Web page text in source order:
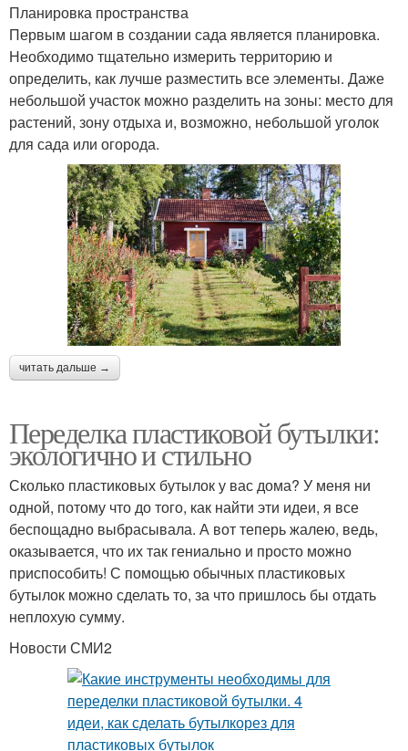
Планировка пространства
Первым шагом в создании сада является планировка.
Необходимо тщательно измерить территорию и
определить, как лучше разместить все элементы. Даже
небольшой участок можно разделить на зоны: место для
растений, зону отдыха и, возможно, небольшой уголок
для сада или огорода.
читать дальше →
Переделка пластиковой бутылки:
экологично и стильно
Сколько пластиковых бутылок у вас дома? У меня ни
одной, потому что до того, как найти эти идеи, я все
беспощадно выбрасывала. А вот теперь жалею, ведь,
оказывается, что их так гениально и просто можно
приспособить! С помощью обычных пластиковых
бутылок можно сделать то, за что пришлось бы отдать
неплохую сумму.
Новости СМИ2